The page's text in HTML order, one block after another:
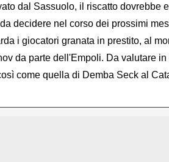
dal Sassuolo, il riscatto dovrebbe
decidere nel corso dei prossimi
i giocatori granata in prestito, al
da parte dell'Empoli. Da valutare
come quella di Demba Seck al